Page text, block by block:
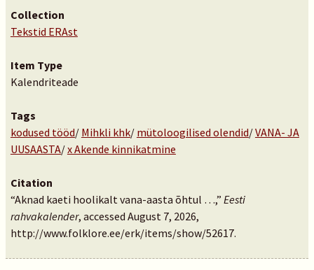
Collection
Tekstid ERAst
Item Type
Kalendriteade
Tags
kodused tööd/ Mihkli khk/ mütoloogilised olendid/VANA- JA
UUSAASTA/x Akende kinnikatmine
Citation
“Aknad kaeti hoolikalt vana-aasta õhtul …,” Eesti
rahvakalender, accessed August 7, 2026,
http://www.folklore.ee/erk/items/show/52617.